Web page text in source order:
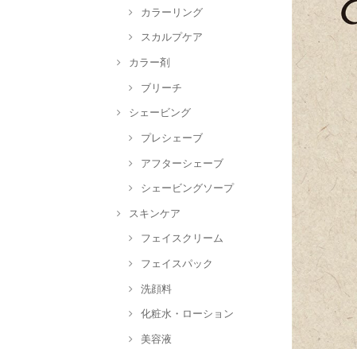
カラーリング
スカルプケア
カラー剤
ブリーチ
シェービング
プレシェーブ
アフターシェーブ
シェービングソープ
スキンケア
フェイスクリーム
フェイスパック
洗顔料
化粧水・ローション
美容液